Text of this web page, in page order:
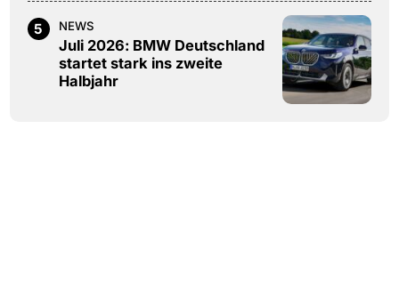
5 NEWS
Juli 2026: BMW Deutschland
startet stark ins zweite
Halbjahr